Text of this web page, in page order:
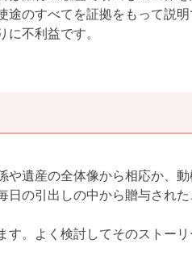
途のすべてを証拠をもって説
不利益です。
遺産の全体像から相応か、
の引出しの中から贈与され
。よく検討してそのストー